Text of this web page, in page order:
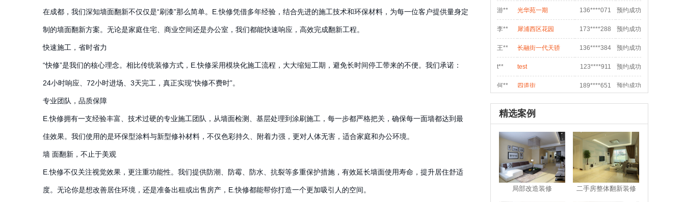
游** 光华苑一期 136****071 预约成功
李** 犀浦西区花园 173****288 预约成功
王** 长融街一代天骄 136****384 预约成功
t** test 123****911 预约成功
何** 四道街 189****651 预约成功
s** sdf 028****548 预约成功
魏** 御府花都 186****006 预约成功
骆** 泡桐树街20号 186****533 预约成功
张** 汇融名城 181****895 预约成功
精选案例
局部改造装修 二手房整体翻新装修
在成都，我们深知墙面翻新不仅仅是“刷漆”那么简单。E.快修凭借多年经验，结合先进的施工技术和环保材料，为每一位客户提供量身定
制的墙面翻新方案。无论是家庭住宅、商业空间还是办公室，我们都能快速响应，高效完成翻新工程。
快速施工，省时省力
“快修”是我们的核心理念。相比传统装修方式，E.快修采用模块化施工流程，大大缩短工期，避免长时间停工带来的不便。我们承诺：
24小时响应、72小时进场、3天完工，真正实现“快修不费时”。
专业团队，品质保障
E.快修拥有一支经验丰富、技术过硬的专业施工团队，从墙面检测、基层处理到涂刷施工，每一步都严格把关，确保每一面墙都达到最
佳效果。我们使用的是环保型涂料与新型修补材料，不仅色彩持久、附着力强，更对人体无害，适合家庭和办公环境。
墙 面翻新，不止于美观
E.快修不仅关注视觉效果，更注重功能性。我们提供防潮、防霉、防水、抗裂等多重保护措施，有效延长墙面使用寿命，提升居住舒适
度。无论你是想改善居住环境，还是准备出租或出售房产，E.快修都能帮你打造一个更加吸引人的空间。